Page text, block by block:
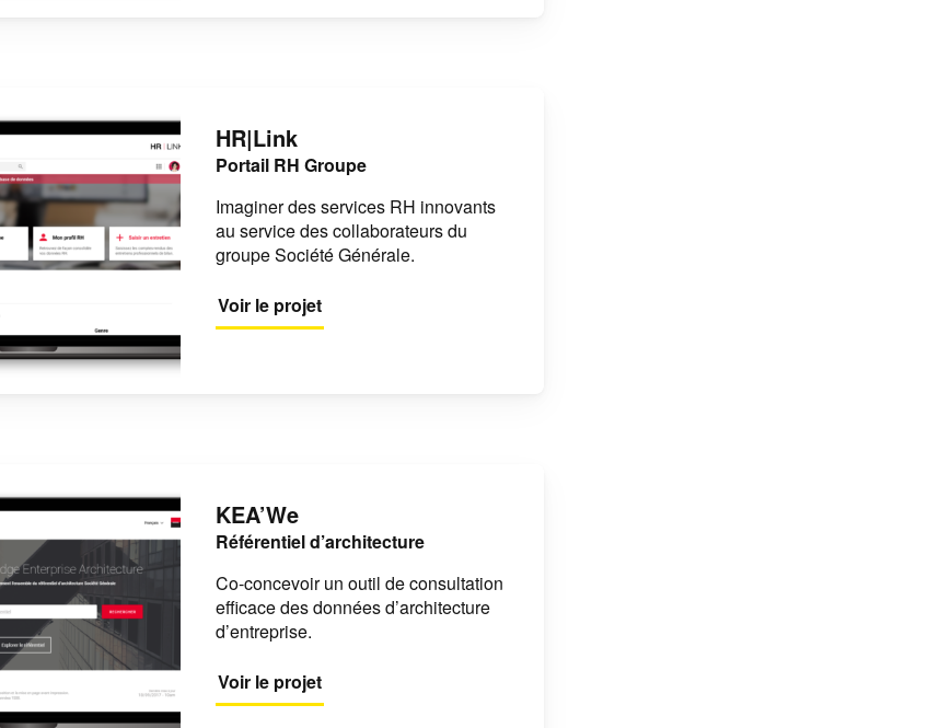
HR|Link
Portail RH Groupe
Imaginer des services RH innovants
au service des collaborateurs du
groupe Société Générale.
Voir le projet
KEA’We
Référentiel d’architecture
Co-concevoir un outil de consultation
efficace des données d’architecture
d’entreprise.
Voir le projet